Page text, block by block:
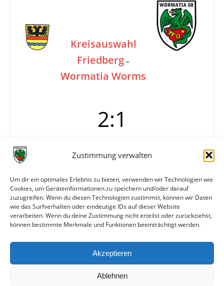
Zustimmung verwalten
Um dir ein optimales Erlebnis zu bieten, verwenden wir Technologien wie
Cookies, um Geräteinformationen zu speichern und/oder darauf
zuzugreifen. Wenn du diesen Technologien zustimmst, können wir Daten
wie das Surfverhalten oder eindeutige IDs auf dieser Website
verarbeiten. Wenn du deine Zustimmung nicht erteilst oder zurückziehst,
können bestimmte Merkmale und Funktionen beeinträchtigt werden.
Akzeptieren
Ablehnen
Kreisauswahl
Friedberg –
Wormatia Worms
2:1
Tore
1:0 Lösch
2:1 Knorr (64.)
Info
Wormatia Worms
Steffen, Bogert, Lenges….
Alle bisherigen Partien der beiden Mannschaften
anzeigen